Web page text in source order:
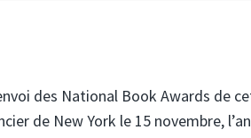
des National Book Awards de
de New York le 15 novembre,